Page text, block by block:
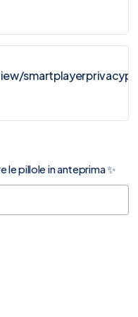
le pillole in anteprima ✨